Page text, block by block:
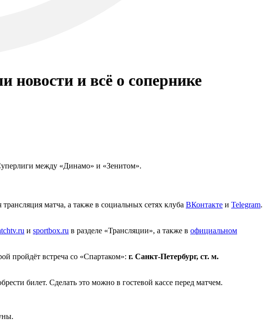
и всё о сопернике
между «Динамо» и «Зенитом».
трансляция матча, а также в социальных сетях клуба ВКонтакте и Telegram.
и sportbox.ru в разделе «Трансляции», а также в официальном
пройдёт встреча со «Спартаком»: г. Санкт-Петербург, ст. м.
билет. Сделать это можно в гостевой кассе перед матчем.